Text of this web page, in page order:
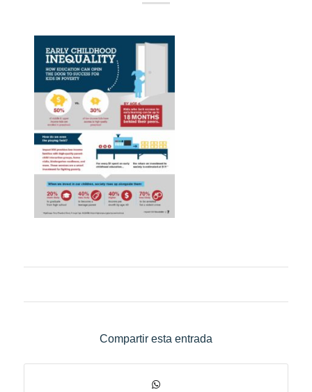
Compartir esta entrada